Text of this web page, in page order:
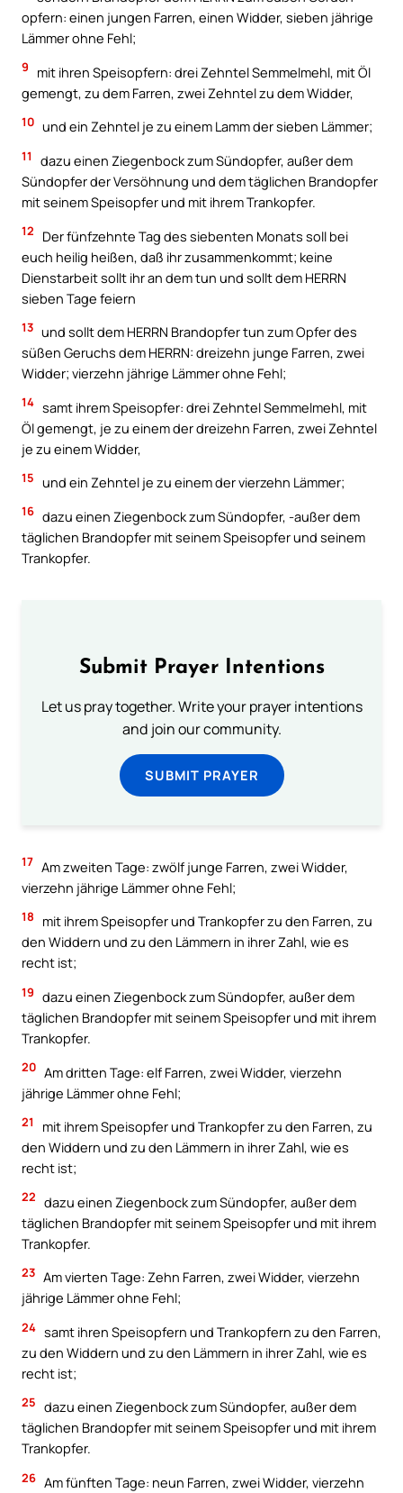
opfern: einen jungen Farren, einen Widder, sieben jährige
Lämmer ohne Fehl;
9
mit ihren Speisopfern: drei Zehntel Semmelmehl, mit Öl
gemengt, zu dem Farren, zwei Zehntel zu dem Widder,
10 und ein Zehntel je zu einem Lamm der sieben Lämmer;
11
dazu einen Ziegenbock zum Sündopfer, außer dem
Sündopfer der Versöhnung und dem täglichen Brandopfer
mit seinem Speisopfer und mit ihrem Trankopfer.
12
Der fünfzehnte Tag des siebenten Monats soll bei
euch heilig heißen, daß ihr zusammenkommt; keine
Dienstarbeit sollt ihr an dem tun und sollt dem HERRN
sieben Tage feiern
13 und sollt dem HERRN Brandopfer tun zum Opfer des
süßen Geruchs dem HERRN: dreizehn junge Farren, zwei
Widder; vierzehn jährige Lämmer ohne Fehl;
14 samt ihrem Speisopfer: drei Zehntel Semmelmehl, mit
Öl gemengt, je zu einem der dreizehn Farren, zwei Zehntel
je zu einem Widder,
15 und ein Zehntel je zu einem der vierzehn Lämmer;
16 dazu einen Ziegenbock zum Sündopfer, -außer dem
täglichen Brandopfer mit seinem Speisopfer und seinem
Trankopfer.
Submit Prayer Intentions
Let us pray together. Write your prayer intentions
and join our community.
SUBMIT PRAYER
17 Am zweiten Tage: zwölf junge Farren, zwei Widder,
vierzehn jährige Lämmer ohne Fehl;
18
mit ihrem Speisopfer und Trankopfer zu den Farren, zu
den Widdern und zu den Lämmern in ihrer Zahl, wie es
recht ist;
19 dazu einen Ziegenbock zum Sündopfer, außer dem
täglichen Brandopfer mit seinem Speisopfer und mit ihrem
Trankopfer.
20 Am dritten Tage: elf Farren, zwei Widder, vierzehn
jährige Lämmer ohne Fehl;
21
mit ihrem Speisopfer und Trankopfer zu den Farren, zu
den Widdern und zu den Lämmern in ihrer Zahl, wie es
recht ist;
22 dazu einen Ziegenbock zum Sündopfer, außer dem
täglichen Brandopfer mit seinem Speisopfer und mit ihrem
Trankopfer.
23 Am vierten Tage: Zehn Farren, zwei Widder, vierzehn
jährige Lämmer ohne Fehl;
24 samt ihren Speisopfern und Trankopfern zu den Farren,
zu den Widdern und zu den Lämmern in ihrer Zahl, wie es
recht ist;
25 dazu einen Ziegenbock zum Sündopfer, außer dem
täglichen Brandopfer mit seinem Speisopfer und mit ihrem
Trankopfer.
26 Am fünften Tage: neun Farren, zwei Widder, vierzehn